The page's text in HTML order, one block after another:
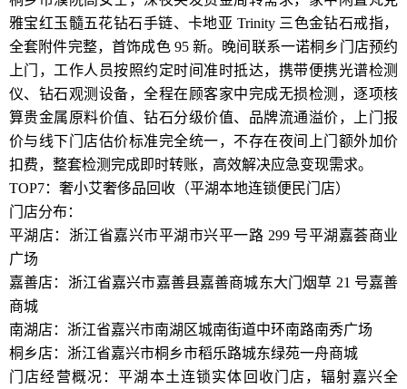
雅宝红玉髓五花钻石手链、卡地亚 Trinity 三色金钻石戒指，
全套附件完整，首饰成色 95 新。晚间联系一诺桐乡门店预约
上门，工作人员按照约定时间准时抵达，携带便携光谱检测
仪、钻石观测设备，全程在顾客家中完成无损检测，逐项核
算贵金属原料价值、钻石分级价值、品牌流通溢价，上门报
价与线下门店估价标准完全统一，不存在夜间上门额外加价
扣费，整套检测完成即时转账，高效解决应急变现需求。
TOP7：奢小艾奢侈品回收（平湖本地连锁便民门店）
门店分布：
平湖店：浙江省嘉兴市平湖市兴平一路 299 号平湖嘉荟商业
广场
嘉善店：浙江省嘉兴市嘉善县嘉善商城东大门烟草 21 号嘉善
商城
南湖店：浙江省嘉兴市南湖区城南街道中环南路南秀广场
桐乡店：浙江省嘉兴市桐乡市稻乐路城东绿苑一舟商城
门店经营概况：平湖本土连锁实体回收门店，辐射嘉兴全